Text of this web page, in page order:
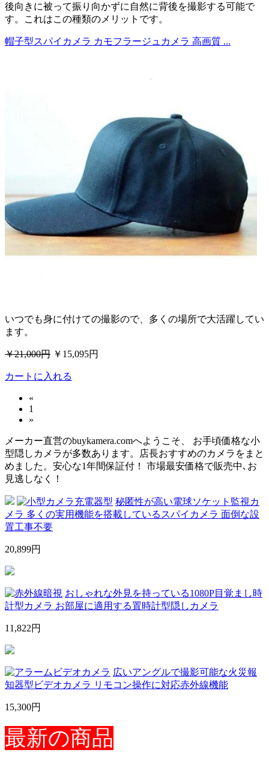
後向きに被って振り向かずに自然に背後を撮影する可能で
す。これはこの種類のメリットです。
帽子型スパイカメラ カモフラージュカメラ 高画質 ...
いつでも身に付けての撮影ので、多くの場所で大活躍してい
ます。
￥21,000円 ￥15,095円
カートに入れる
«
1
»
メーカー直営のbuykamera.comへようこそ、 お手頃価格な小
型隠しカメラが多数あります。店長おすすめのカメラをまと
めました。安心な1年間保証付！ 市場最安価格で販売中､お
見逃しなく！
秘匿性が高い電球ソケット監視カ
メラ 多くの実用機能を搭載しているスパイカメラ 面倒な設
置工事不要
20,899円
おしゃれな外見を持っている1080P目覚まし時
計型カメラ お部屋に適用する置時計型隠しカメラ
11,822円
広いアングルで撮影可能な火災報
知器型ビデオカメラ リモコン操作に対応赤外線機能
15,300円
最新の商品